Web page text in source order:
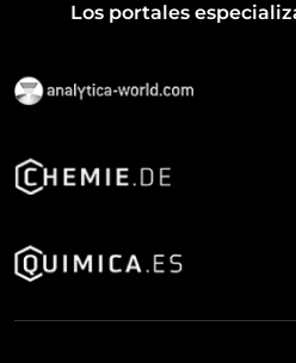
Los portales